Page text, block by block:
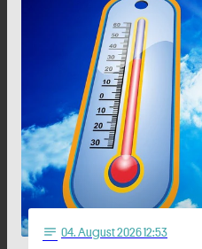
notes 04. August 2026 12:53